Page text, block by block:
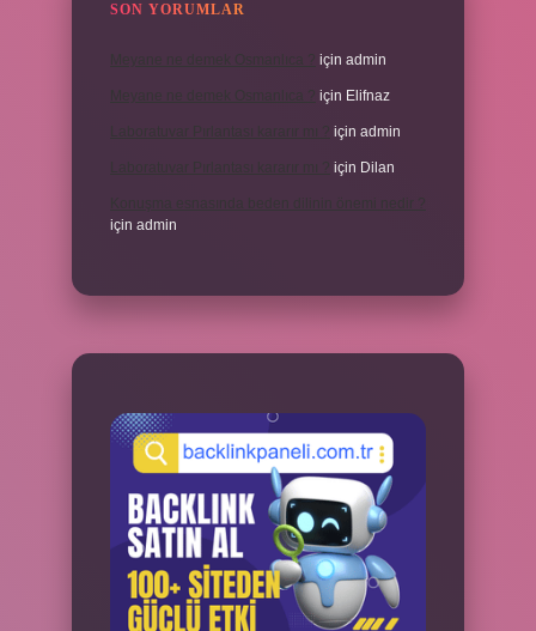
SON YORUMLAR
için admin
için Elifnaz
için admin
için Dilan
için admin